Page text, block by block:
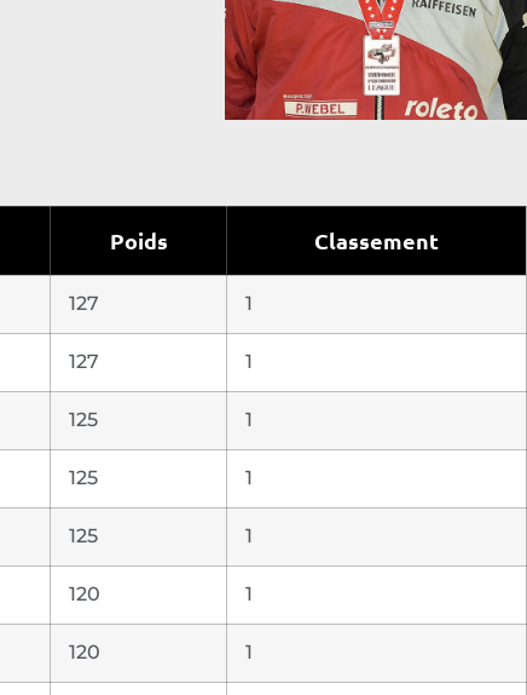
Poids Classement
127 1
127 1
125 1
125 1
125 1
120 1
120 1